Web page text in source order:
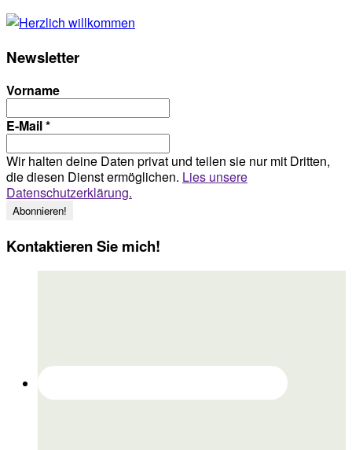
Newsletter
Vorname
E-Mail*
Wir halten deine Daten privat und teilen sie nur mit Dritten,
die diesen Dienst ermöglichen. Lies unsere
Datenschutzerklärung.
Kontaktieren Sie mich!